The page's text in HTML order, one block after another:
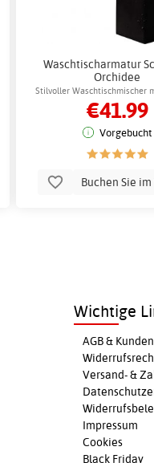
Waschtischarmatur
Orchidee
Stilvoller Waschtischmischer
Design
€41.99
Vorgebucht
Buchen Sie
Wichtige
AGB &
Versand- &
Impressum
Cookies
Black Friday